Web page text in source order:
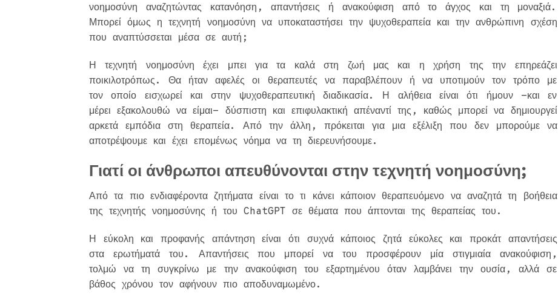
νοημοσύνη αναζητώντας κατανόηση, απαντήσεις ή ανακούφιση από το άγχος και τη μοναξιά.
Μπορεί όμως η τεχνητή νοημοσύνη να υποκαταστήσει την ψυχοθεραπεία και την ανθρώπινη σχέση
που αναπτύσσεται μέσα σε αυτή;
Η τεχνητή νοημοσύνη έχει μπει για τα καλά στη ζωή μας και η χρήση της την επηρεάζει
ποικιλοτρόπως. Θα ήταν αφελές οι θεραπευτές να παραβλέπουν ή να υποτιμούν τον τρόπο με
τον οποίο εισχωρεί και στην ψυχοθεραπευτική διαδικασία. Η αλήθεια είναι ότι ήμουν –και εν
μέρει εξακολουθώ να είμαι– δύσπιστη και επιφυλακτική απέναντί της, καθώς μπορεί να δημιουργεί
αρκετά εμπόδια στη θεραπεία. Από την άλλη, πρόκειται για μια εξέλιξη που δεν μπορούμε να
αποτρέψουμε και έχει επομένως νόημα να τη διερευνήσουμε.
Γιατί οι άνθρωποι απευθύνονται στην τεχνητή νοημοσύνη;
Από τα πιο ενδιαφέροντα ζητήματα είναι το τι κάνει κάποιον θεραπευόμενο να αναζητά τη βοήθεια
της τεχνητής νοημοσύνης ή του ChatGPT σε θέματα που άπτονται της θεραπείας του.
Η εύκολη και προφανής απάντηση είναι ότι συχνά κάποιος ζητά εύκολες και προκάτ απαντήσεις
στα ερωτήματά του. Απαντήσεις που μπορεί να του προσφέρουν μία στιγμιαία ανακούφιση,
τολμώ να τη συγκρίνω με την ανακούφιση του εξαρτημένου όταν λαμβάνει την ουσία, αλλά σε
βάθος χρόνου τον αφήνουν πιο αποδυναμωμένο.